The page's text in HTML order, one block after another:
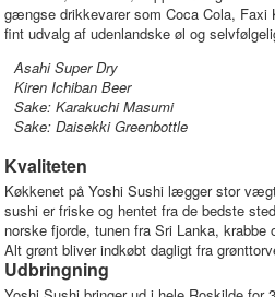
gængse drikkevarer som Coca Cola, Faxi
fint udvalg af udenlandske øl og
Asahi Super Dry
Kiren Ichiban Beer
Sake: Karakuchi Masumi
Sake: Daisekki Greenbottle
Kvaliteten
Køkkenet på Yoshi Sushi lægger stor
sushi er friske og hentet fra de bedste
norske fjorde, tunen fra Sri Lanka,
Alt grønt bliver indkøbt dagligt fra
Udbringning